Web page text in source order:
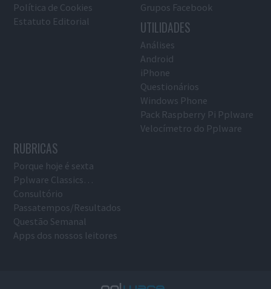
Política de Cookies
Estatuto Editorial
Grupos Facebook
UTILIDADES
Análises
Android
iPhone
Questionários
Windows Phone
Pack Raspberry Pi Pplware
Velocímetro do Pplware
RUBRICAS
Porque hoje é sexta
Pplware Classics…
Consultório
Passatempos/Resultados
Questão Semanal
Apps dos nossos leitores